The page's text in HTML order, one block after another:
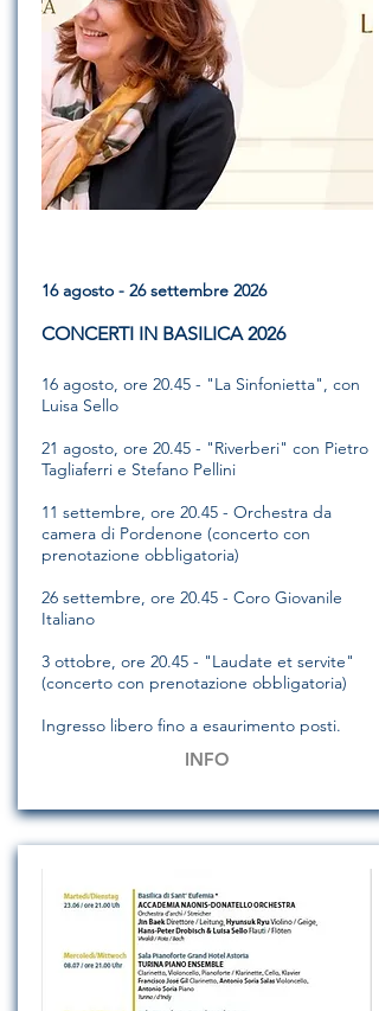
16 agosto - 26 settembre 2026
CONCERTI IN BASILICA 2026
16 agosto, ore 20.45 - "La Sinfonietta", con
Luisa Sello
21 agosto, ore 20.45 - "Riverberi" con Pietro
Tagliaferri e Stefano Pellini
11 settembre, ore 20.45 - Orchestra da
camera di Pordenone (concerto con
prenotazione obbligatoria)
26 settembre, ore 20.45 - Coro Giovanile
Italiano
3 ottobre, ore 20.45 - "Laudate et servite"
(concerto con prenotazione obbligatoria)
Ingresso libero fino a esaurimento posti.
INFO